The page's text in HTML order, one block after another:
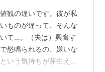
観の違いです。彼が私
ものが違って、そんな
て…。（夫は）興奮す
怒鳴られるの、嫌いな
いう気持ちが芽生えた